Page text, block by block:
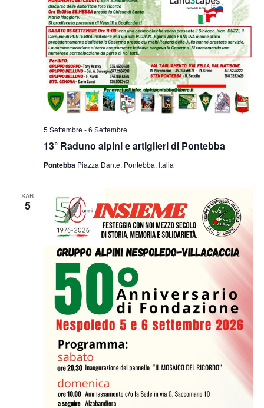
13° Raduno alpini e artiglieri di Pontebba
5 Settembre -6 Settembre
Pontebba Piazza Dante, Pontebba, Italia
SAB
5